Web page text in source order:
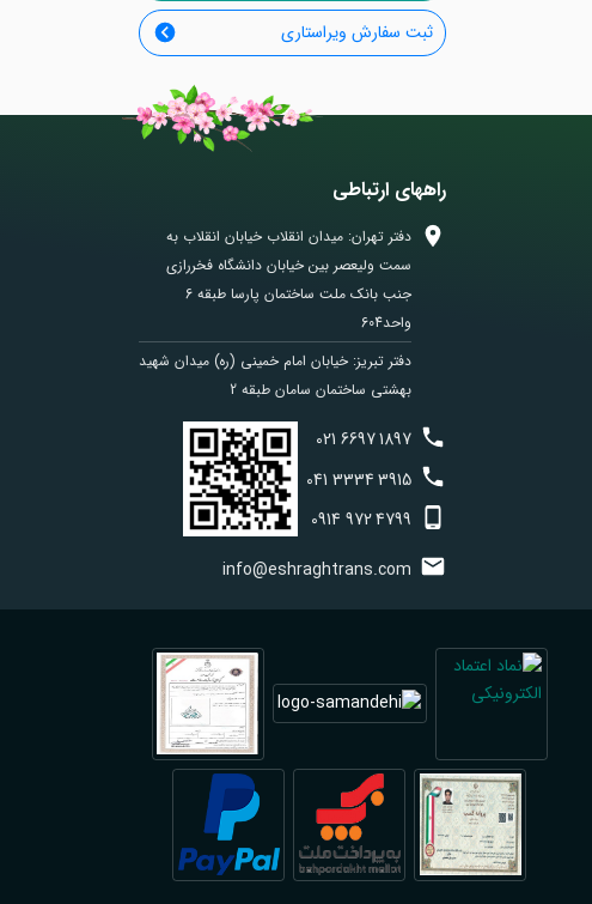
ثبت سفارش ویراستاری
راههای ارتباطی
دفتر تهران: میدان انقلاب خیابان انقلاب به
سمت ولیعصر بین خیابان دانشگاه فخررازی
جنب بانک ملت ساختمان پارسا طبقه 6
واحد604
دفتر تبریز: خیابان امام خمینی (ره) میدان شهید
بهشتی ساختمان سامان طبقه 2
021 66971897
041 33343915
0914 9724799
info@eshraghtrans.com